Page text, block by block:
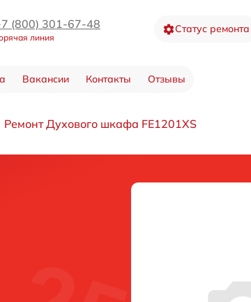
(800) 301-67-48
линия
Статус ремонта
Вакансии Контакты Отзывы
Ремонт Духового шкафа FE1201XS